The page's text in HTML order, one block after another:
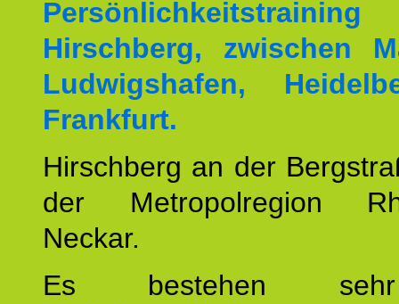
Hirschberg, zwischen
Ludwigshafen,
Frankfurt.
Hirschberg an der
der Metropolregion
Neckar.
Es bestehen